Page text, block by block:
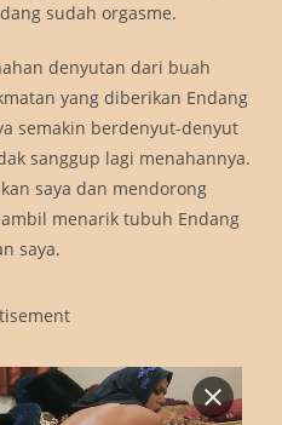
sudah orgasme.
denyutan dari buah
yang diberikan Endang
semakin berdenyut-denyut
sanggup lagi menahannya.
saya dan mendorong
menarik tubuh Endang
saya.